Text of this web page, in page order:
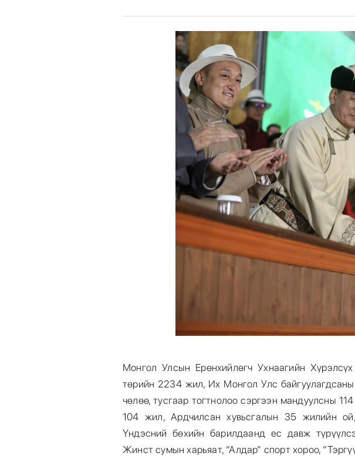
Энтертайнмент
Эрэн Сурвалжилга
Монгол Улсын Ерөнхийлөгч Ухнаагийн
төрийн 2234 жил, Их Монгол Улс
чөлөө, тусгаар тогтнолоо сэргээн мандуулсны
104 жил, Ардчилсан хувьсгалын 35 жилийн
Үндэсний бөхийн барилдаанд ес давж
Жинст сумын харьяат, “Алдар” спорт хороо,